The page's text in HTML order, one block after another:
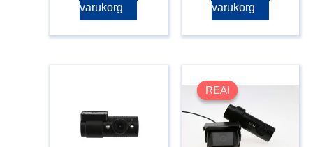
varukorg
varukorg
REA!
REA!